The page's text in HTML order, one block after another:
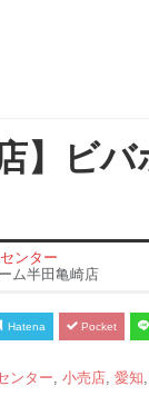
】ビバ
ンター
ム半田亀崎店
Hatena Pocket
ンター 小売店, 愛知